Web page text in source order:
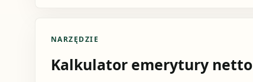
NARZĘDZIE
Kalkulator emerytury netto